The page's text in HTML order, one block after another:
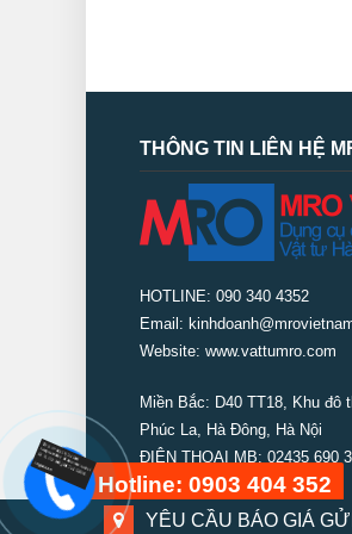
THÔNG TIN LIÊN HỆ
HOTLINE: 090 340 4352
Email:
Website: www.vattumro.com
Miền Bắc: D40 TT18, Khu đô
Phúc La, Hà Đông, Hà Nội
ĐIỆN THOẠI MB: 02435 690
YÊU CẦU BÁO GIÁ
Hotline: 0903 404 352